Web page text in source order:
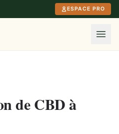
ESPACE PRO
de CBD à